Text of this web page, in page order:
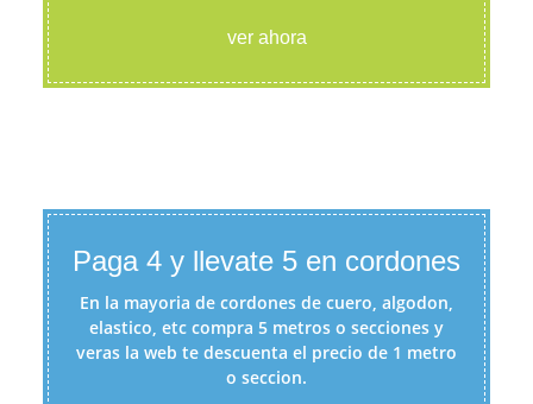
ver ahora
Paga 4 y llevate 5 en cordones
En la mayoria de cordones de cuero, algodon,
elastico, etc compra 5 metros o secciones y
veras la web te descuenta el precio de 1 metro
o seccion.